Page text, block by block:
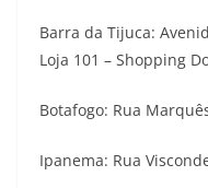
Barra da Tijuca:
Loja 101 – Shopping
Botafogo: Rua
Ipanema: Rua